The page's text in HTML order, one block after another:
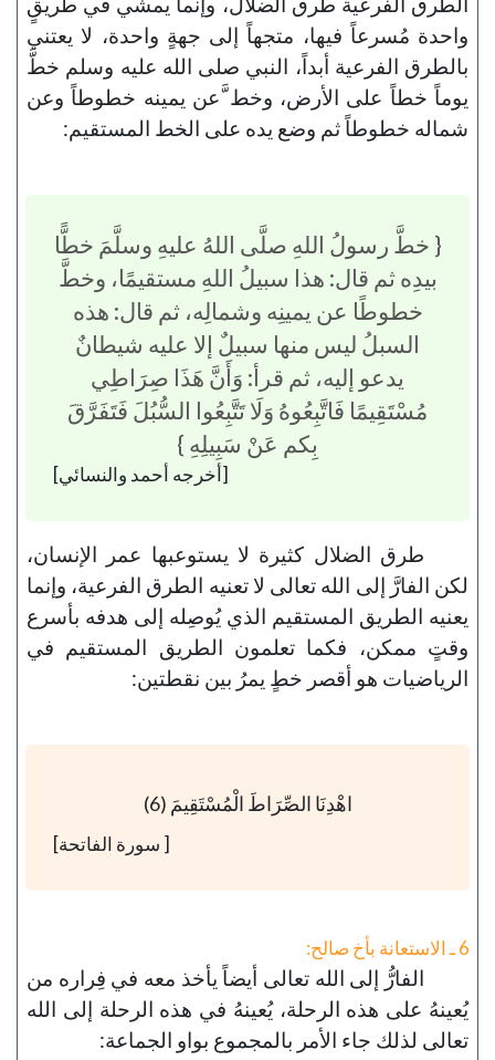
واحدة مُسرعاً فيها، متجهاً إلى جهةٍ واحدة، لا يعتني
بالطرق الفرعية أبداً، النبي صلى الله عليه وسلم خطَّ
يوماً خطاً على الأرض، وخط َّعن يمينه خطوطاً وعن
شماله خطوطاً ثم وضع يده على الخط المستقيم:
{ خطَّ رسولُ اللهِ صلَّى اللهُ عليهِ وسلَّمَ خطًّا
بيدِه ثم قال: هذا سبيلُ اللهِ مستقيمًا، وخطَّ
خطوطًا عن يمينِه وشمالِه، ثم قال: هذه
السبلُ ليس منها سبيلٌ إلا عليه شيطانٌ
يدعو إليه، ثم قرأ: وَأَنَّ هَذَا صِرَاطِي
مُسْتَقِيمًا فَاتَّبِعُوهُ وَلَا تَتَّبِعُوا السُّبُلَ فَتَفَرَّقَ
بِكم عَنْ سَبِيلِهِ }
[أخرجه أحمد والنسائي]
طرق الضلال كثيرة لا يستوعبها عمر الإنسان،
لكن الفارَّ إلى الله تعالى لا تعنيه الطرق الفرعية، وإنما
يعنيه الطريق المستقيم الذي يُوصِله إلى هدفه بأسرع
وقتٍ ممكن، فكما تعلمون الطريق المستقيم في
الرياضيات هو أقصر خطٍ يمرُ بين نقطتين:
اهْدِنَا الصِّرَاطَ الْمُسْتَقِيمَ (6)
[ سورة الفاتحة]
6 ـ الاستعانة بأخ صالح:
الفارُّ إلى الله تعالى أيضاً يأخذ معه في فِراره من
يُعينهُ على هذه الرحلة، يُعينهُ في هذه الرحلة إلى الله
تعالى لذلك جاء الأمر بالمجموع بواو الجماعة: